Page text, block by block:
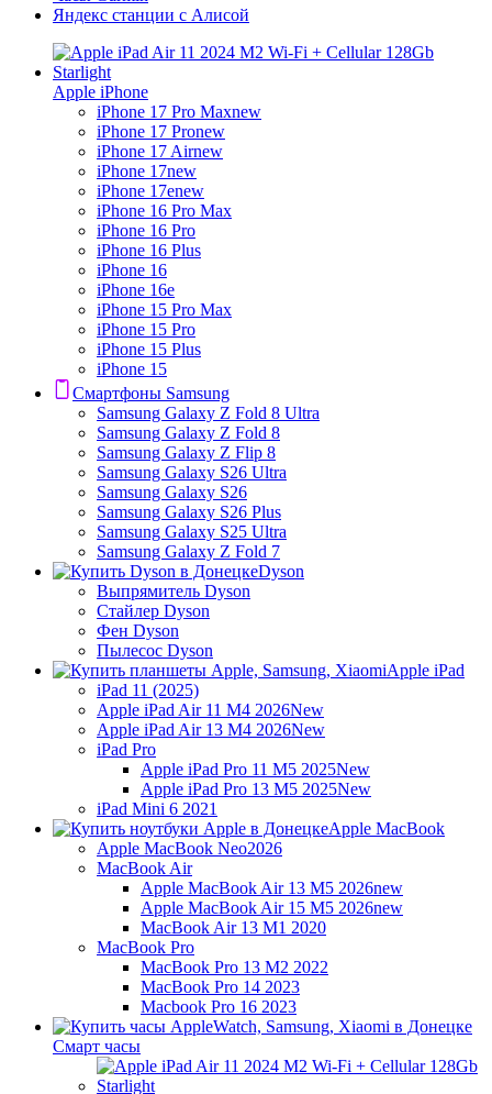
Яндекс станции с Алисой
Apple iPhone
iPhone 17 Pro Maxnew
iPhone 17 Pronew
iPhone 17 Airnew
iPhone 17new
iPhone 17enew
iPhone 16 Pro Max
iPhone 16 Pro
iPhone 16 Plus
iPhone 16
iPhone 16e
iPhone 15 Pro Max
iPhone 15 Pro
iPhone 15 Plus
iPhone 15
Смартфоны Samsung
Samsung Galaxy Z Fold 8 Ultra
Samsung Galaxy Z Fold 8
Samsung Galaxy Z Flip 8
Samsung Galaxy S26 Ultra
Samsung Galaxy S26
Samsung Galaxy S26 Plus
Samsung Galaxy S25 Ultra
Samsung Galaxy Z Fold 7
Dyson
Выпрямитель Dyson
Стайлер Dyson
Фен Dyson
Пылесос Dyson
Apple iPad
iPad 11 (2025)
Apple iPad Air 11 M4 2026New
Apple iPad Air 13 M4 2026New
iPad Pro
Apple iPad Pro 11 M5 2025New
Apple iPad Pro 13 M5 2025New
iPad Mini 6 2021
Apple MacBook
Apple MacBook Neo2026
MacBook Air
Apple MacBook Air 13 M5 2026new
Apple MacBook Air 15 M5 2026new
MacBook Air 13 M1 2020
MacBook Pro
MacBook Pro 13 M2 2022
MacBook Pro 14 2023
Macbook Pro 16 2023
Смарт часы